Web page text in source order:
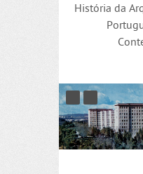
História da